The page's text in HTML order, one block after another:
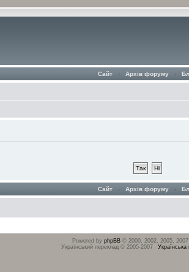
Сайт ‹ Архів форуму ‹
Сайт ‹ Архів форуму ‹
Powered by phpBB © 2000, 2002, 2005,
Український переклад © 2005-2007
Українська